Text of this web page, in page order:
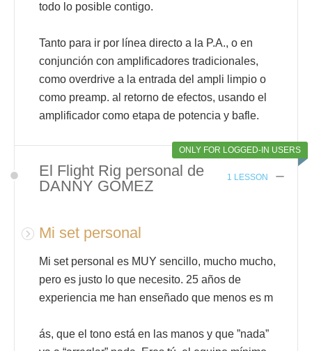
todo lo posible contigo.
Tanto para ir por línea directo a la P.A., o en
conjunción con amplificadores tradicionales,
como overdrive a la entrada del ampli limpio o
como preamp. al retorno de efectos, usando el
amplificador como etapa de potencia y bafle.
ONLY FOR LOGGED-IN USERS
El Flight Rig personal de
DANNY GOMEZ
1 LESSON
Mi set personal
Mi set personal es MUY sencillo, mucho mucho,
pero es justo lo que necesito. 25 años de
experiencia me han enseñado que menos es m
ás, que el tono está en las manos y que ”nada”